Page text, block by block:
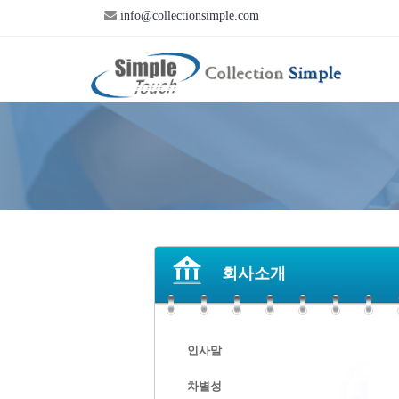
info@collectionsimple.com
회사소개
인사말
차별성